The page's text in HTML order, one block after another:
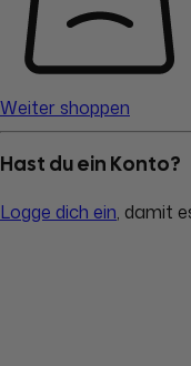
Weiter shoppen
Hast du ein Konto?
Logge dich ein, damit